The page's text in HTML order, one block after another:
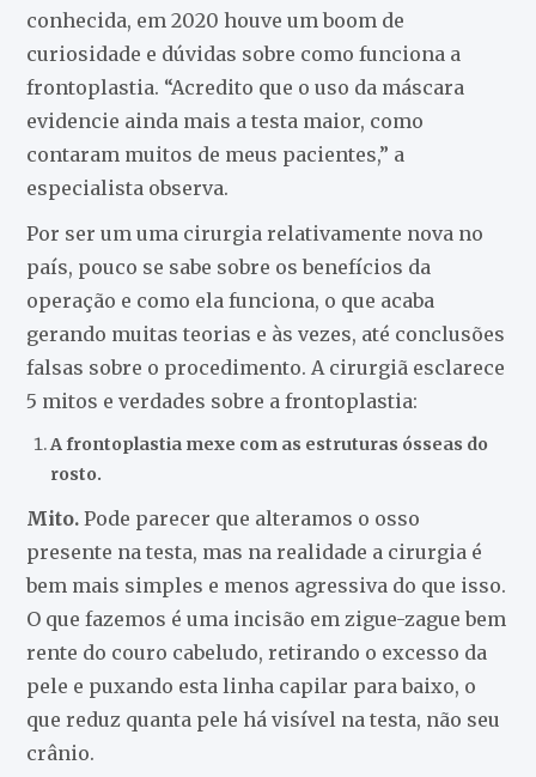
conhecida, em 2020 houve um boom de
curiosidade e dúvidas sobre como funciona a
frontoplastia. “Acredito que o uso da máscara
evidencie ainda mais a testa maior, como
contaram muitos de meus pacientes,” a
especialista observa.
Por ser um uma cirurgia relativamente nova no
país, pouco se sabe sobre os benefícios da
operação e como ela funciona, o que acaba
gerando muitas teorias e às vezes, até conclusões
falsas sobre o procedimento. A cirurgiã esclarece
5 mitos e verdades sobre a frontoplastia:
A frontoplastia mexe com as estruturas ósseas do
rosto.
Mito. Pode parecer que alteramos o osso
presente na testa, mas na realidade a cirurgia é
bem mais simples e menos agressiva do que isso.
O que fazemos é uma incisão em zigue-zague bem
rente do couro cabeludo, retirando o excesso da
pele e puxando esta linha capilar para baixo, o
que reduz quanta pele há visível na testa, não seu
crânio.